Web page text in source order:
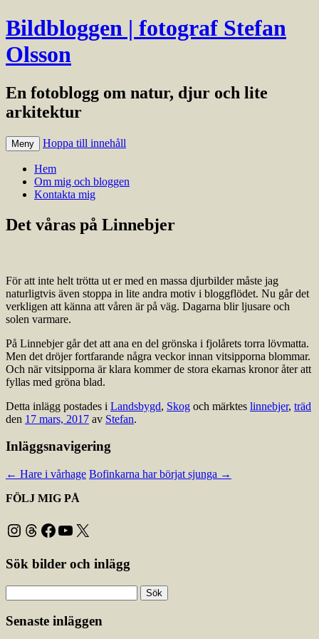
Bildbloggen | fotograf Stefan
Olsson
En fotoblogg om natur, djur och lite
arkitektur
Meny Hoppa till innehåll
Hem
Om mig och bloggen
Kontakta mig
Det våras på Linnebjer
För att inte helt trötta ut er med en massa djurbilder måste jag
naturligtvis även stoppa in lite andra motiv i bloggflödet. Nu går det
verkligen att känna att våren är på väg. Dagarna blir ljusare och
solen varmare.
På Linnebjer går det att ana en del grönska i fjolårets torra lövmatta.
Men det dröjer fortfarande några veckor innan vitsipporna blommar.
Och när vitsipporna är klara kommer de stora ekarnas kronor åter att
fyllas med gröna blad.
Detta inlägg postades i Landsbygd, Skog och märktes linnebjer, träd
den 17 mars, 2017 av Stefan.
Inläggsnavigering
← Hare i vårhage Bofinkarna har börjat sjunga →
FÖLJ MIG PÅ
Instagram
Threads
Facebook
YouTube
X
Sök bilder och inlägg
efter:
Senaste inläggen